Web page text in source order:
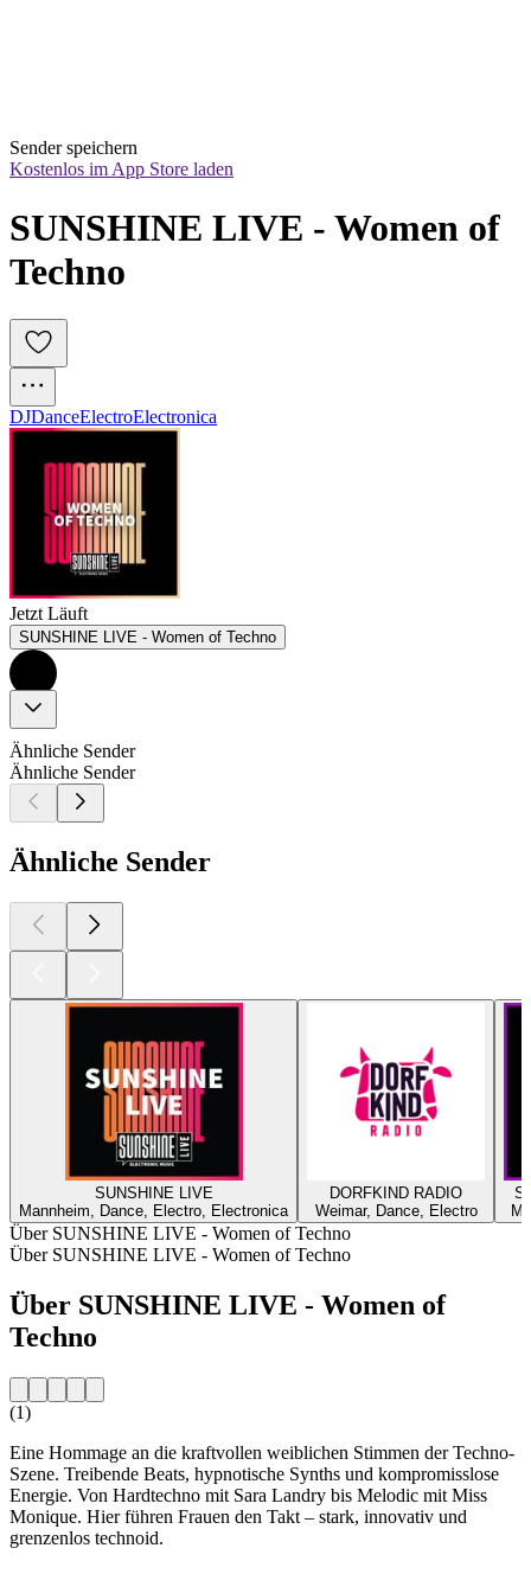
Sender speichern
Kostenlos im App Store laden
SUNSHINE LIVE - Women of
Techno
DJDanceElectroElectronica
Jetzt Läuft
SUNSHINE LIVE - Women of Techno
Ähnliche Sender
Ähnliche Sender
Ähnliche Sender
SUNSHINE LIVE
Mannheim, Dance, Electro, Electronica
DORFKIND RADIO
Weimar, Dance, Electro
Über SUNSHINE LIVE - Women of Techno
Über SUNSHINE LIVE - Women of Techno
Über SUNSHINE LIVE - Women of
Techno
(1)
Eine Hommage an die kraftvollen weiblichen Stimmen der Techno-
Szene. Treibende Beats, hypnotische Synths und kompromisslose
Energie. Von Hardtechno mit Sara Landry bis Melodic mit Miss
Monique. Hier führen Frauen den Takt – stark, innovativ und
grenzenlos technoid.